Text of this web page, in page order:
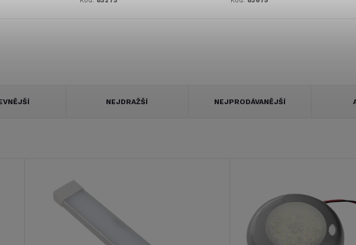
NEJDRAŽŠÍ NEJPRODÁVANĚJŠÍ